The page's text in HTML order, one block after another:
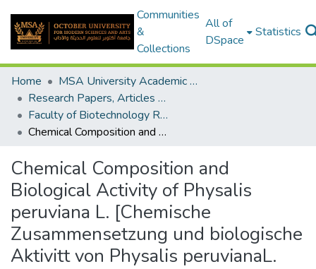
Communities
&
Collections
All of
DSpace
Statistics
Home
MSA University Academic Research
Research Papers, Articles and Books Chapters.
Faculty of Biotechnology Research Paper
Chemical Composition and Biological Activity of Physalis peruviana L. [Chemische Zusammensetzung und biologische Aktivitt von Physalis peruvianaL.
Chemical Composition and
Biological Activity of Physalis
peruviana L. [Chemische
Zusammensetzung und biologische
Aktivitt von Physalis peruvianaL.